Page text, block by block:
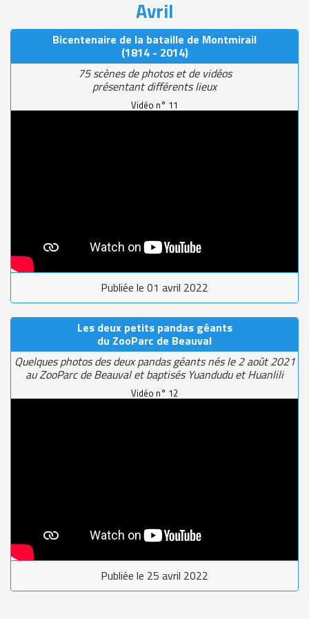
Avril
Bicentenaire de la bataille de Montmirail
(1814 - 2014)
75 scènes de photos et de vidéos
présentant différents lieux
Vidéo n° 11
Publiée le 01 avril 2022
Les deux petits pandas géants
du ZooParc de Beauval
Quelques photos des deux pandas géants nés le 2 août 2021
au ZooParc de Beauval et baptisés Yuandudu et Huanlili
Vidéo n° 12
Publiée le 25 avril 2022